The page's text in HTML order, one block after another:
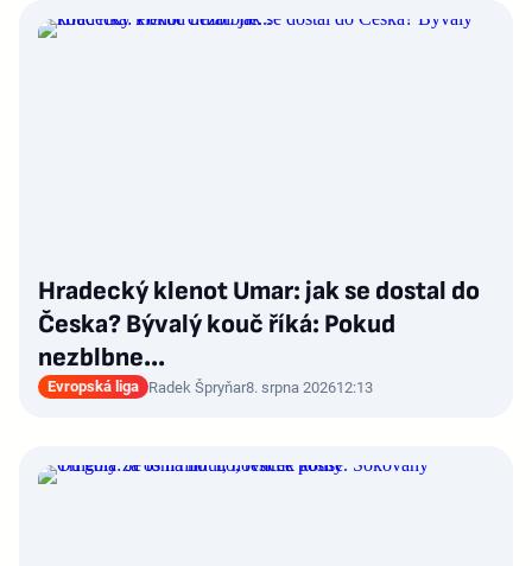
Hradecký klenot Umar: jak se dostal do
Česka? Bývalý kouč říká: Pokud
nezblbne...
Evropská liga Radek Špryňar8. srpna 202612:13